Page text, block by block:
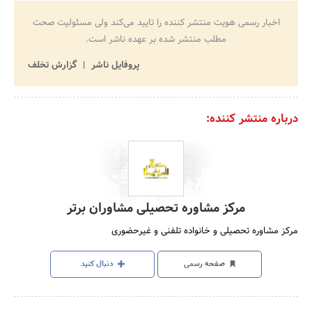
اخبار رسمی هویت منتشر کننده را تایید می‌کند ولی مسئولیت صحت
مطلب منتشر شده بر عهده ناشر است.
پروفایل ناشر
گزارش تخلف
درباره منتشر کننده:
مرکز مشاوره تحصیلی مشاوران برتر
مرکز مشاوره تحصیلی و خانواده تلفنی و غیرحضوری
صفحه رسمی دنبال کنید